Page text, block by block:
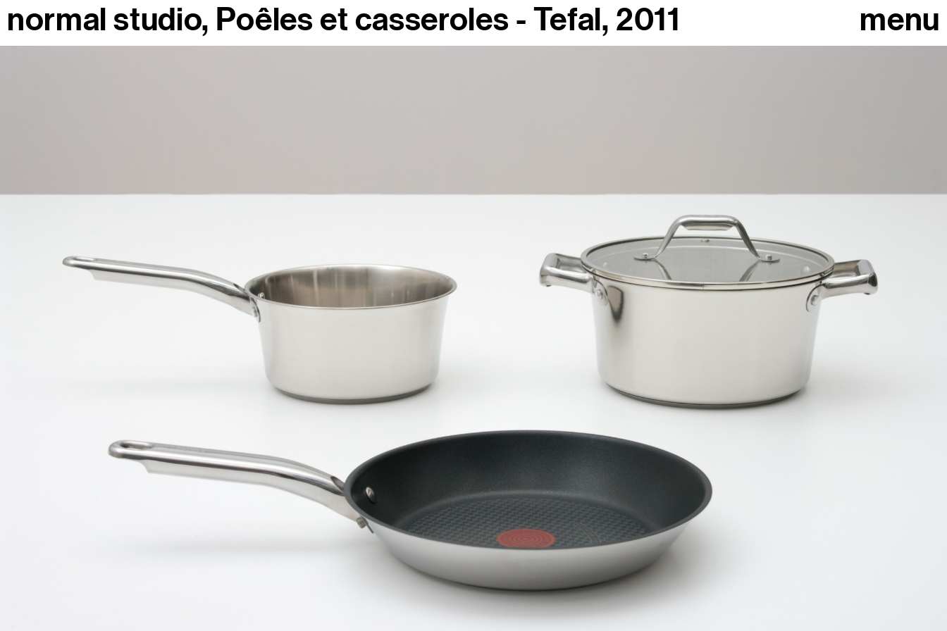
normal studio Poêles et casseroles - Tefal, 2011 menu